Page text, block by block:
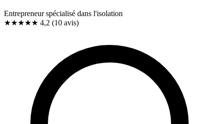
Entrepreneur spécialisé dans l'isolation
★★★★★ 4,2 (10 avis)